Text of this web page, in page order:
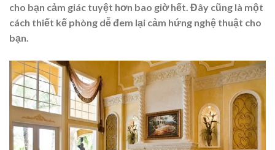
cho bạn cảm giác tuyệt hơn bao giờ hết. Đây cũng là một
cách thiết kế phòng dễ đem lại cảm hứng nghệ thuật cho
bạn.